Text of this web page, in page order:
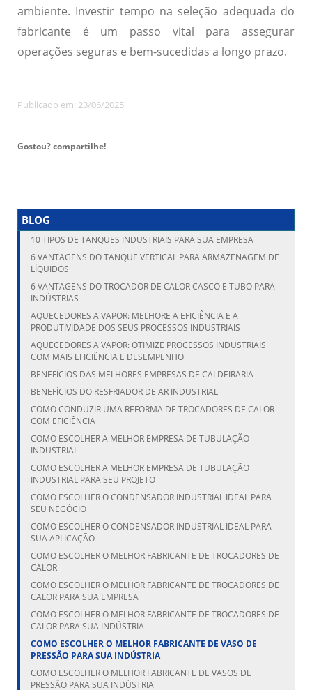
ambiente. Investir tempo na seleção adequada do
fabricante é um passo vital para assegurar
operações seguras e bem-sucedidas a longo prazo.
Publicado em: 23/06/2025
Gostou? compartilhe!
BLOG
10 TIPOS DE TANQUES INDUSTRIAIS PARA SUA EMPRESA
6 VANTAGENS DO TANQUE VERTICAL PARA ARMAZENAGEM DE
LÍQUIDOS
6 VANTAGENS DO TROCADOR DE CALOR CASCO E TUBO PARA
INDÚSTRIAS
AQUECEDORES A VAPOR: MELHORE A EFICIÊNCIA E A
PRODUTIVIDADE DOS SEUS PROCESSOS INDUSTRIAIS
AQUECEDORES A VAPOR: OTIMIZE PROCESSOS INDUSTRIAIS
COM MAIS EFICIÊNCIA E DESEMPENHO
BENEFÍCIOS DAS MELHORES EMPRESAS DE CALDEIRARIA
BENEFÍCIOS DO RESFRIADOR DE AR INDUSTRIAL
COMO CONDUZIR UMA REFORMA DE TROCADORES DE CALOR
COM EFICIÊNCIA
COMO ESCOLHER A MELHOR EMPRESA DE TUBULAÇÃO
INDUSTRIAL
COMO ESCOLHER A MELHOR EMPRESA DE TUBULAÇÃO
INDUSTRIAL PARA SEU PROJETO
COMO ESCOLHER O CONDENSADOR INDUSTRIAL IDEAL PARA
SEU NEGÓCIO
COMO ESCOLHER O CONDENSADOR INDUSTRIAL IDEAL PARA
SUA APLICAÇÃO
COMO ESCOLHER O MELHOR FABRICANTE DE TROCADORES DE
CALOR
COMO ESCOLHER O MELHOR FABRICANTE DE TROCADORES DE
CALOR PARA SUA EMPRESA
COMO ESCOLHER O MELHOR FABRICANTE DE TROCADORES DE
CALOR PARA SUA INDÚSTRIA
COMO ESCOLHER O MELHOR FABRICANTE DE VASO DE
PRESSÃO PARA SUA INDÚSTRIA
COMO ESCOLHER O MELHOR FABRICANTE DE VASOS DE
PRESSÃO PARA SUA INDÚSTRIA